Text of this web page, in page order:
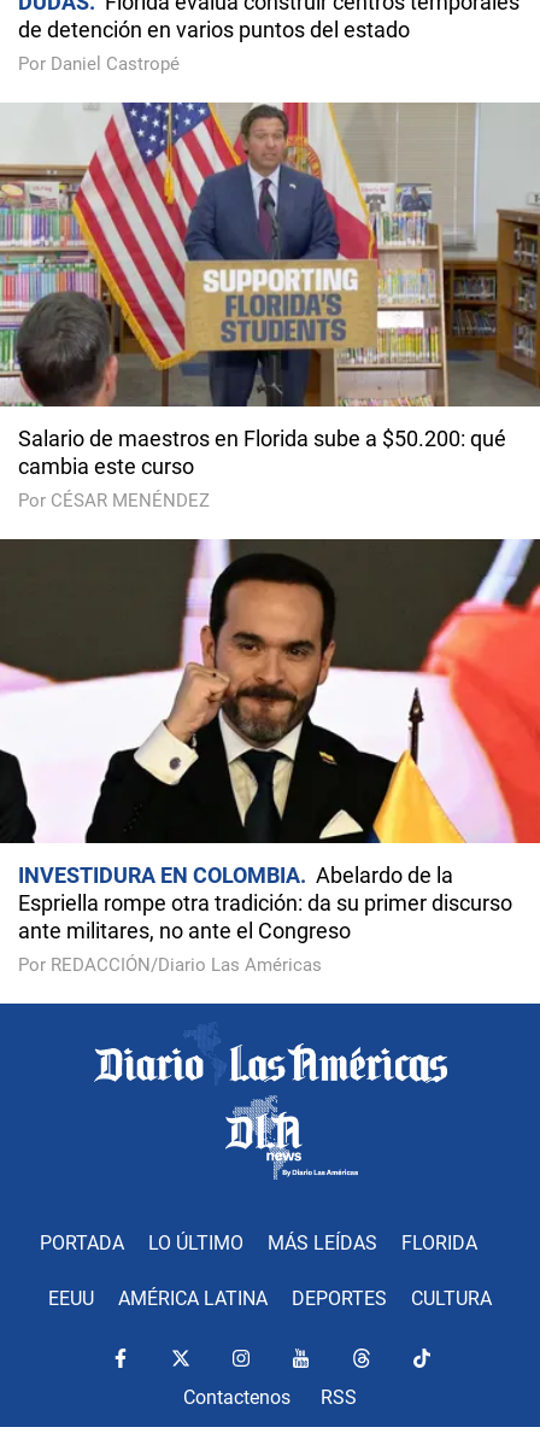
de detención en varios puntos del estado
Por Daniel Castropé
Salario de maestros en Florida sube a $50.200: qué
cambia este curso
Por CÉSAR MENÉNDEZ
INVESTIDURA EN COLOMBIA
Abelardo de la
Espriella rompe otra tradición: da su primer discurso
ante militares, no ante el Congreso
Por REDACCIÓN/Diario Las Américas
PORTADA LO ÚLTIMO MÁS LEÍDAS FLORIDA
EEUU AMÉRICA LATINA DEPORTES CULTURA
Contactenos RSS